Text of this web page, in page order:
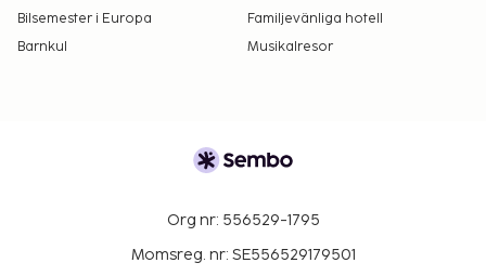
Bilsemester i Europa
Familjevänliga hotell
Barnkul
Musikalresor
Org nr: 556529-1795
Momsreg. nr: SE556529179501